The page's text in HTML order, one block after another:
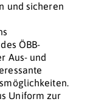
und sicheren
ÖBB-
Aus- und
Uniform zur